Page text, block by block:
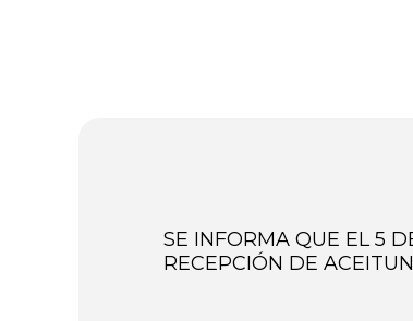
SE INFORMA QUE EL 5
RECEPCIÓN DE